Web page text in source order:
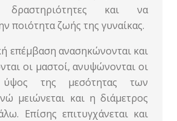
δραστηριότητες και να
ποιότητα ζωής της γυναίκας.
επέμβαση ανασηκώνονται και
οι μαστοί, ανυψώνονται οι
της μεσότητας των
μειώνεται και η διάμετρος
Επίσης επιτυγχάνεται και